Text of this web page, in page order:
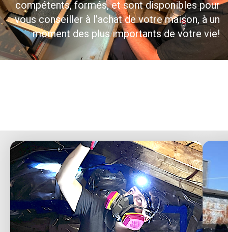
compétents, formés, et sont disponibles pour
vous conseiller à l’achat de votre maison, à un
moment des plus importants de votre vie!